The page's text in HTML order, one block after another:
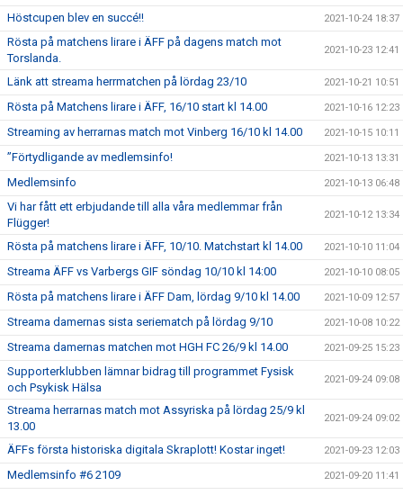
Höstcupen blev en succé!! 2021-10-24 18:37
Rösta på matchens lirare i ÄFF på dagens match mot
Torslanda.
2021-10-23 12:41
Länk att streama herrmatchen på lördag 23/10 2021-10-21 10:51
Rösta på Matchens lirare i ÄFF, 16/10 start kl 14.00 2021-10-16 12:23
Streaming av herrarnas match mot Vinberg 16/10 kl 14.00 2021-10-15 10:11
”Förtydligande av medlemsinfo! 2021-10-13 13:31
Medlemsinfo 2021-10-13 06:48
Vi har fått ett erbjudande till alla våra medlemmar från
Flügger!
2021-10-12 13:34
Rösta på matchens lirare i ÄFF, 10/10. Matchstart kl 14.00 2021-10-10 11:04
Streama ÄFF vs Varbergs GIF söndag 10/10 kl 14:00 2021-10-10 08:05
Rösta på matchens lirare i ÄFF Dam, lördag 9/10 kl 14.00 2021-10-09 12:57
Streama damernas sista seriematch på lördag 9/10 2021-10-08 10:22
Streama damernas matchen mot HGH FC 26/9 kl 14.00 2021-09-25 15:23
Supporterklubben lämnar bidrag till programmet Fysisk
och Psykisk Hälsa
2021-09-24 09:08
Streama herrarnas match mot Assyriska på lördag 25/9 kl
13.00
2021-09-24 09:02
ÄFFs första historiska digitala Skraplott! Kostar inget! 2021-09-23 12:03
Medlemsinfo #6 2109 2021-09-20 11:41